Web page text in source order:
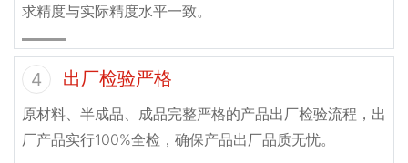
求精度与实际精度水平一致。
4 出厂检验严格
原材料、半成品、成品完整严格的产品出厂检验流程，出
厂产品实行100%全检，确保产品出厂品质无忧。